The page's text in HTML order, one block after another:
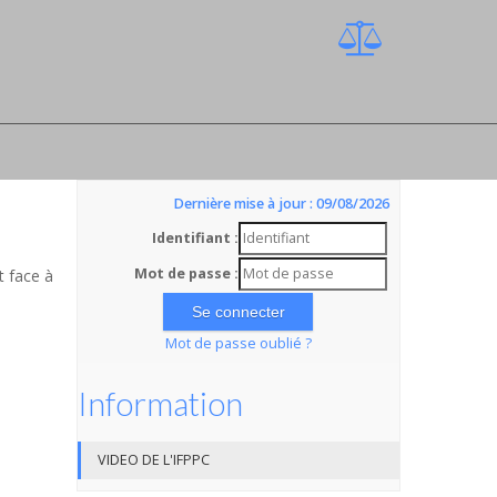
face à
Dernière mise à jour : 09/08/2026
Identifiant :
Mot de passe :
Mot de passe oublié ?
Information
VIDEO DE L'IFPPC